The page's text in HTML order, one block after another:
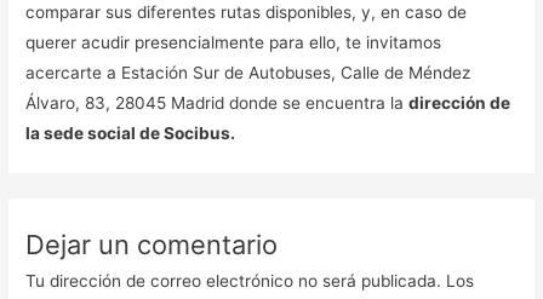
comparar sus diferentes rutas disponibles, y, en caso de
querer acudir presencialmente para ello, te invitamos
acercarte a Estación Sur de Autobuses, Calle de Méndez
Álvaro, 83, 28045 Madrid donde se encuentra ladirección de
la sede social de Socibus.
Dejar un comentario
Tu dirección de correo electrónico no será publicada. Los